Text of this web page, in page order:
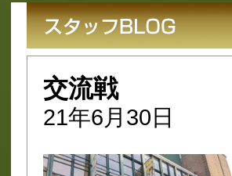
交流戦
21年6月30日